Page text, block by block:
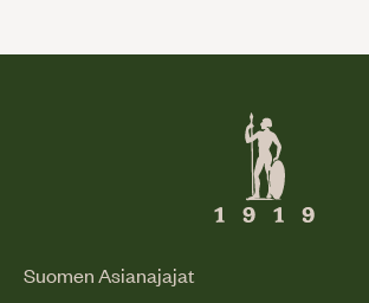
Suomen Asianajajat